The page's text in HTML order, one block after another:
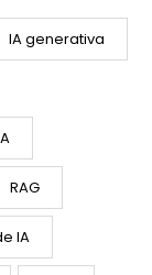
IA generativa
RAG
IA